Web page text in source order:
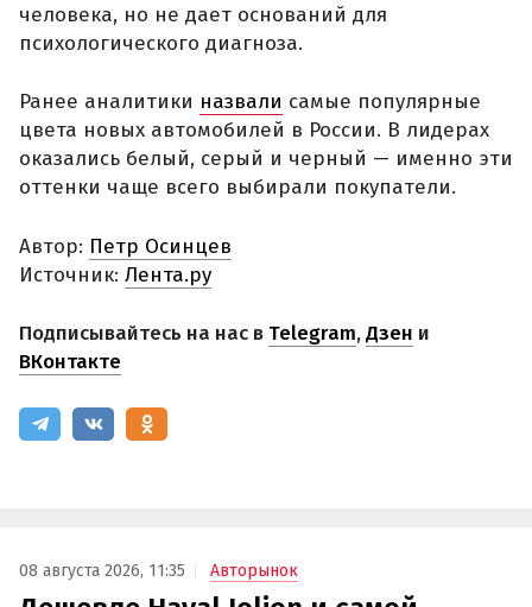
человека, но не дает оснований для
психологического диагноза.
Ранее аналитики назвали самые популярные
цвета новых автомобилей в России. В лидерах
оказались белый, серый и черный — именно эти
оттенки чаще всего выбирали покупатели.
Автор: Петр Осинцев
Источник: Лента.ру
Подписывайтесь на нас в Telegram,Дзен и
ВКонтакте
08 августа 2026, 11:35 Авторынок